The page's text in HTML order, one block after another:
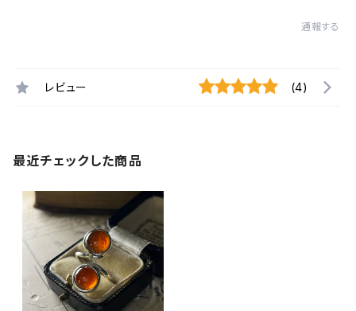
通報する
レビュー (4)
最近チェックした商品